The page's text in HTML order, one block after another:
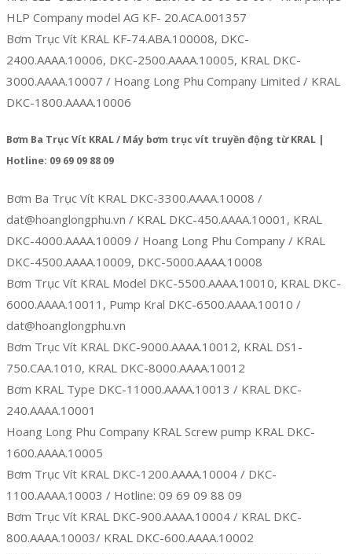
HLP Company model AG KF- 20.ACA.001357
Bơm Trục Vít KRAL KF-74.ABA.100008, DKC-
2400.AAAA.10006, DKC-2500.AAAA.10005, KRAL DKC-
3000.AAAA.10007 / Hoang Long Phu Company Limited / KRAL
DKC-1800.AAAA.10006
Bơm Ba Trục Vít KRAL / Máy bơm trục vít truyền động từ KRAL |
Hotline: 09 69 09 88 09
Bơm Ba Trục Vít KRAL DKC-3300.AAAA.10008 /
dat@hoanglongphu.vn / KRAL DKC-450.AAAA.10001, KRAL
DKC-4000.AAAA.10009 / Hoang Long Phu Company / KRAL
DKC-4500.AAAA.10009, DKC-5000.AAAA.10008
Bơm Trục Vít KRAL Model DKC-5500.AAAA.10010, KRAL DKC-
6000.AAAA.10011, Pump Kral DKC-6500.AAAA.10010 /
dat@hoanglongphu.vn
Bơm Trục Vít KRAL DKC-9000.AAAA.10012, KRAL DS1-
750.CAA.1010, KRAL DKC-8000.AAAA.10012
Bơm KRAL Type DKC-11000.AAAA.10013 / KRAL DKC-
240.AAAA.10001
Hoang Long Phu Company KRAL Screw pump KRAL DKC-
1600.AAAA.10005
Bơm Trục Vít KRAL DKC-1200.AAAA.10004 / DKC-
1100.AAAA.10003 / Hotline: 09 69 09 88 09
Bơm Trục Vít KRAL DKC-900.AAAA.10004 / KRAL DKC-
800.AAAA.10003/ KRAL DKC-600.AAAA.10002